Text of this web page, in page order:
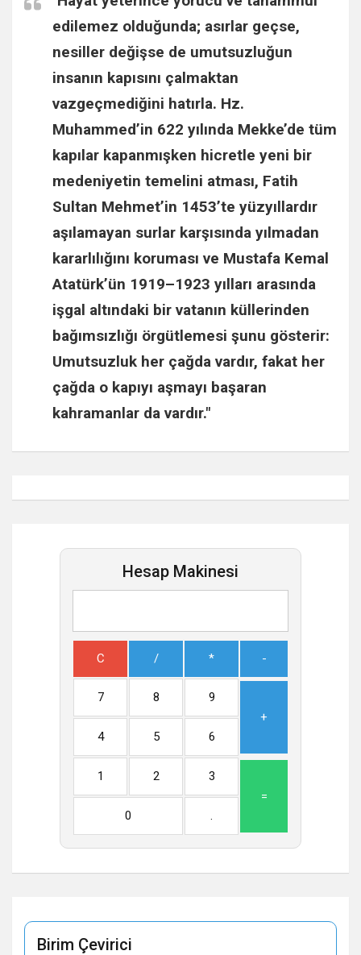
h
edilemez olduğunda; asırlar geçse,
nesiller değişse de umutsuzluğun
insanın kapısını çalmaktan
vazgeçmediğini hatırla. Hz.
Muhammed’in 622 yılında Mekke’de tüm
kapılar kapanmışken hicretle yeni bir
medeniyetin temelini atması, Fatih
Sultan Mehmet’in 1453’te yüzyıllardır
aşılamayan surlar karşısında yılmadan
kararlılığını koruması ve Mustafa Kemal
Atatürk’ün 1919–1923 yılları arasında
işgal altındaki bir vatanın küllerinden
bağımsızlığı örgütlemesi şunu gösterir:
Umutsuzluk her çağda vardır, fakat her
çağda o kapıyı aşmayı başaran
kahramanlar da vardır."
Hesap Makinesi
C / * -
7 8
9
+
4
5 6
1 2
3
=
0
.
Birim Çevirici